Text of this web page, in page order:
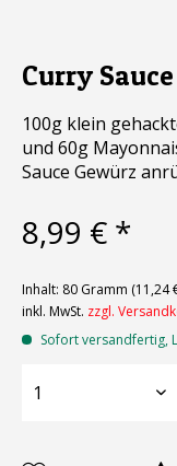
Curry Sauce
100g klein
und 60g
Sauce Gewürz
8,99 € *
Inhalt: 80 Gramm (11,24
inkl. MwSt. zzgl.
Sofort versandfertig,